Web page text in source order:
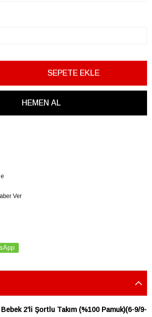
Ver
2'li Şortlu Takım (%100 Pamuk)(6-9/9-